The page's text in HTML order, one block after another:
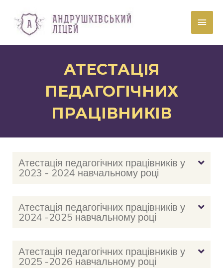
АТЕСТАЦІЯ
ПЕДАГОГІЧНИХ
ПРАЦІВНИКІВ
Атестація педагогічних працівників у
2023 - 2024 навчальному році
Атестація педагогічних працівників у
2024 -2025 навчальному році
Атестація педагогічних працівників у
2025 -2026 навчальному році